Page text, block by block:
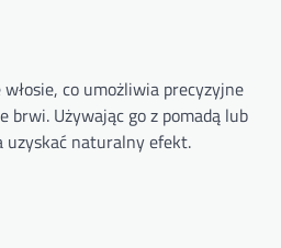
co umożliwia precyzyjne
brwi. Używając go z pomadą lub
uzyskać naturalny efekt.